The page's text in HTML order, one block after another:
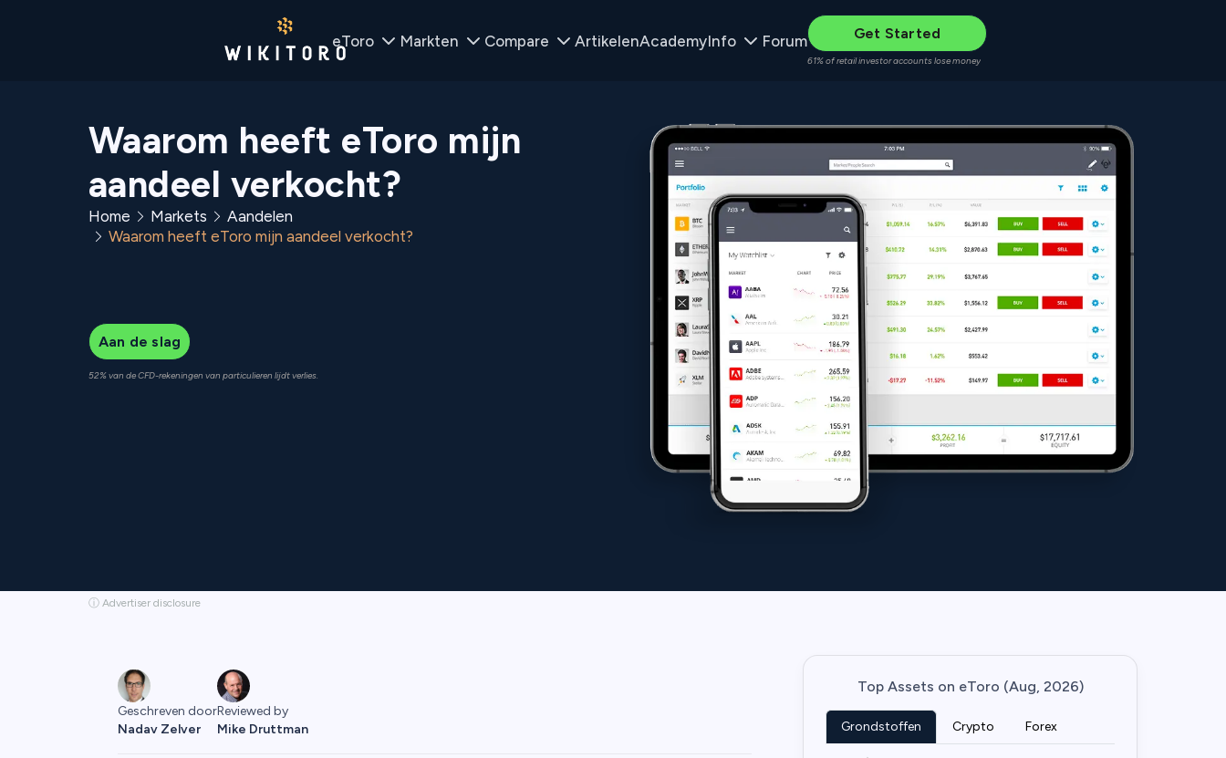
eToro Markten Compare ArtikelenAcademyInfo Forum Get Started
61% of retail investor accounts lose money
Waarom heeft eToro mijn
aandeel verkocht?
Home Markets
Aandelen
Waarom heeft eToro mijn aandeel verkocht?
Aan de slag
52% van de CFD-rekeningen van particulieren lijdt verlies.
ⓘ Advertiser disclosure
Geschreven door
Nadav Zelver
Reviewed by
Mike Druttman
Top Assets on eToro (Aug, 2026)
Grondstoffen Crypto Forex